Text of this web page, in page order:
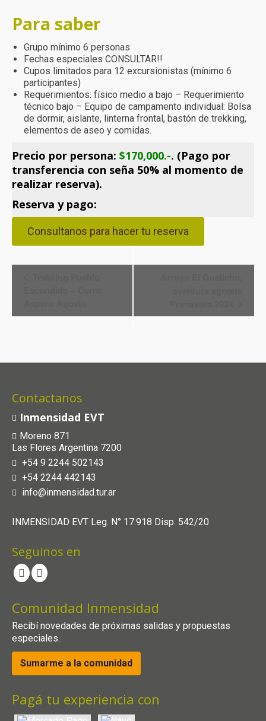
Para saber
Grupo mínimo 6 personas
Fechas especiales CONSULTAR!!
Cupos limitados para 12 excursionistas (mínimo 6
participantes)
Requerimientos: físico medio a bajo – Requerimiento
técnico bajo – Equipo de campamento individual: Bolsa
de dormir, aislante, linterna frontal, bastón de trekking,
elementos de aseo y comidas.
Precio por persona: $170,000.-. (Pago por
transferencia con seña 50% al momento de
realizar reserva).
Reserva y pago:
Consultanos para hacer tu reserva
Evento
Contactanos
Inmensidad EVT
Moreno 871
Las Flores Argentina 7200
+54 9 2244 502143
+54 2244 442143
info@inmensidad.tur.ar
INMENSIDAD EVT Leg. N° 17.918 Disp. 542/20
Seguinos en
Comunidad Inmensidad
Recibí novedades de próximas salidas y propuestas
especiales.
Sumarme a la comunidad
Pagá tu experiencia con